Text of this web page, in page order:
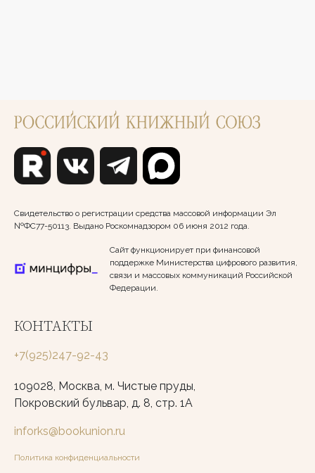
Свидетельство о регистрации средства массовой информации Эл
№ФС77-50113. Выдано Роскомнадзором 06 июня 2012 года.
Сайт функционирует при финансовой
поддержке Министерства цифрового развития,
связи и массовых коммуникаций Российской
Федерации.
КОНТАКТЫ
+7(925)247-92-43
109028, Москва, м. Чистые пруды,
Покровский бульвар, д. 8, стр. 1А
inforks@bookunion.ru
Политика конфиденциальности